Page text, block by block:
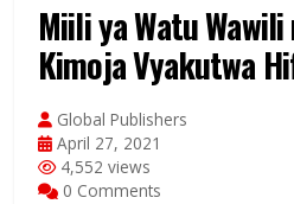
Miili ya Watu
Kimoja Vyakutwa
Global Publishers
April 27, 2021
4,552 views
0 Comments